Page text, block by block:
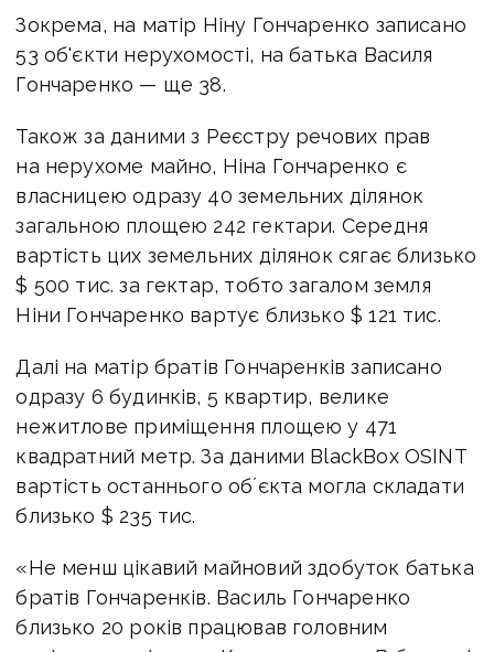
Зокрема, на матір Ніну Гончаренко записано
53 об'єкти нерухомості, на батька Василя
Гончаренко — ще 38.
Також за даними з Реєстру речових прав
на нерухоме майно, Ніна Гончаренко є
власницею одразу 40 земельних ділянок
загальною площею 242 гектари. Середня
вартість цих земельних ділянок сягає близько
$ 500 тис. за гектар, тобто загалом земля
Ніни Гончаренко вартує близько $ 121 тис.
Далі на матір братів Гончаренків записано
одразу 6 будинків, 5 квартир, велике
нежитлове приміщення площею у 471
квадратний метр. За даними BlackBox OSINT
вартість останнього обʼєкта могла складати
близько $ 235 тис.
«Не менш цікавий майновий здобуток батька
братів Гончаренків. Василь Гончаренко
близько 20 років працював головним